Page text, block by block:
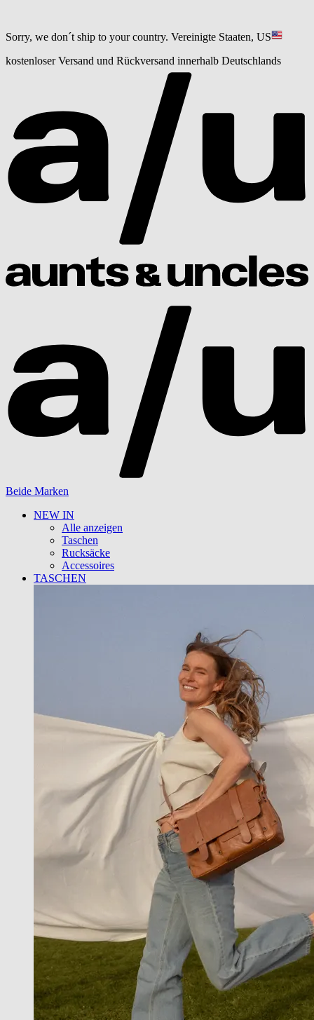
Sorry, we don´t ship to your country. Vereinigte Staaten, US
kostenloser Versand und Rückversand innerhalb Deutschlands
Beide Marken
NEW IN
Alle anzeigen
Taschen
Rucksäcke
Accessoires
TASCHEN